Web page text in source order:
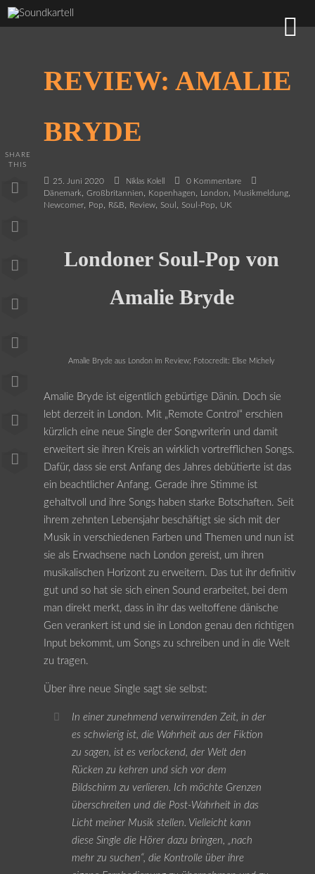
REVIEW: AMALIE
BRYDE
25. Juni 2020 Niklas Kolell
0 Kommentare
Dänemark, Großbritannien, Kopenhagen, London, Musikmeldung,
Newcomer, Pop, R&B, Review, Soul , Soul-Pop, UK
SHARE
THIS
Londoner Soul-Pop von
Amalie Bryde
Amalie Bryde aus London im Review; Fotocredit: Elise Michely
Amalie Bryde ist eigentlich gebürtige Dänin. Doch sie
lebt derzeit in London. Mit „Remote Control“ erschien
kürzlich eine neue Single der Songwriterin und damit
erweitert sie ihren Kreis an wirklich vortrefflichen Songs.
Dafür, dass sie erst Anfang des Jahres debütierte ist das
ein beachtlicher Anfang. Gerade ihre Stimme ist
gehaltvoll und ihre Songs haben starke Botschaften. Seit
ihrem zehnten Lebensjahr beschäftigt sie sich mit der
Musik in verschiedenen Farben und Themen und nun ist
sie als Erwachsene nach London gereist, um ihren
musikalischen Horizont zu erweitern. Das tut ihr definitiv
gut und so hat sie sich einen Sound erarbeitet, bei dem
man direkt merkt, dass in ihr das weltoffene dänische
Gen verankert ist und sie in London genau den richtigen
Input bekommt, um Songs zu schreiben und in die Welt
zu tragen.
Über ihre neue Single sagt sie selbst:
In einer zunehmend verwirrenden Zeit, in der
es schwierig ist, die Wahrheit aus der Fiktion
zu sagen, ist es verlockend, der Welt den
Rücken zu kehren und sich vor dem
Bildschirm zu verlieren. Ich möchte Grenzen
überschreiten und die Post-Wahrheit in das
Licht meiner Musik stellen. Vielleicht kann
diese Single die Hörer dazu bringen, „nach
mehr zu suchen“, die Kontrolle über ihre